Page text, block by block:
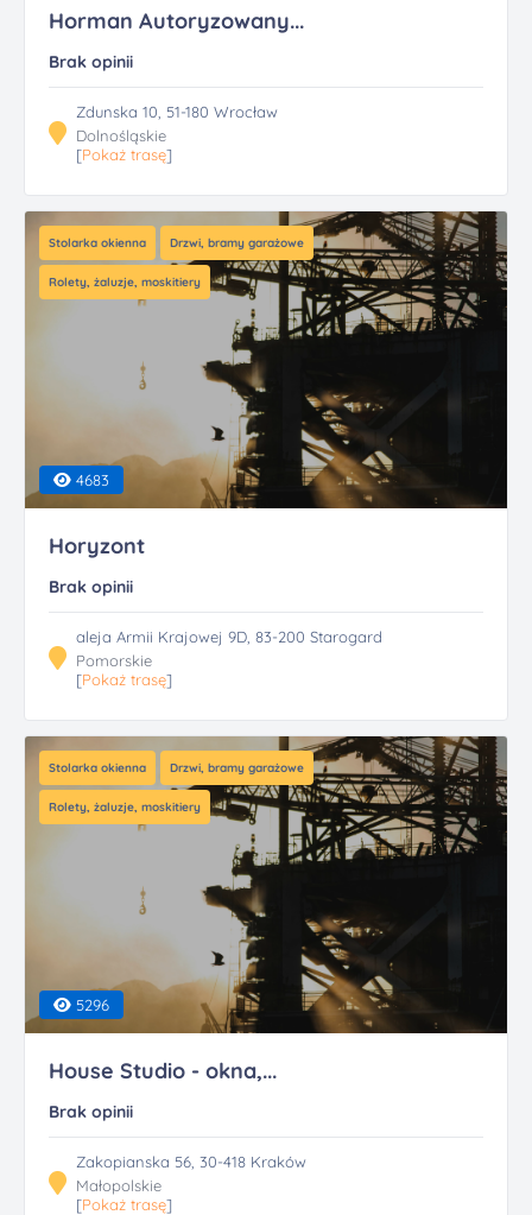
Horman Autoryzowany...
Brak opinii
Zdunska 10, 51-180 Wrocław
Dolnośląskie
[Pokaż trasę]
Stolarka okienna Drzwi, bramy garażowe
Rolety, żaluzje, moskitiery
4683
Horyzont
Brak opinii
aleja Armii Krajowej 9D, 83-200 Starogard
Pomorskie
[Pokaż trasę]
Stolarka okienna Drzwi, bramy garażowe
Rolety, żaluzje, moskitiery
5296
House Studio - okna,...
Brak opinii
Zakopianska 56, 30-418 Kraków
Małopolskie
[Pokaż trasę]